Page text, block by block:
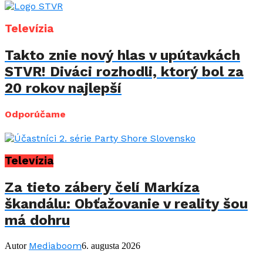
Televízia
Takto znie nový hlas v upútavkách
STVR! Diváci rozhodli, ktorý bol za
20 rokov najlepší
Odporúčame
Televízia
Za tieto zábery čelí Markíza
škandálu: Obťažovanie v reality šou
má dohru
Autor Mediaboom6. augusta 2026